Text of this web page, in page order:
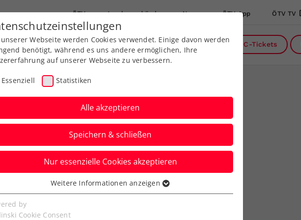
ÖTV Landesverbände News ÖTV App ÖTV TV
Ausbildung Services Über uns DC-Tickets
Rodionov schafft
Webseite werden Cookies verwendet. Einige davon werden
benötigt, während es uns andere ermöglichen, Ihre
auf unserer Webseite zu verbessern.
Essenziell Statistiken
Alle akzeptieren
Speichern & schließen
Nur essenzielle Cookies akzeptieren
Cookies werden für grundlegende Funktionen der
benötigt. Dadurch ist gewährleistet, dass die Webseite
Weitere Informationen anzeigen
by
Cookie Consent